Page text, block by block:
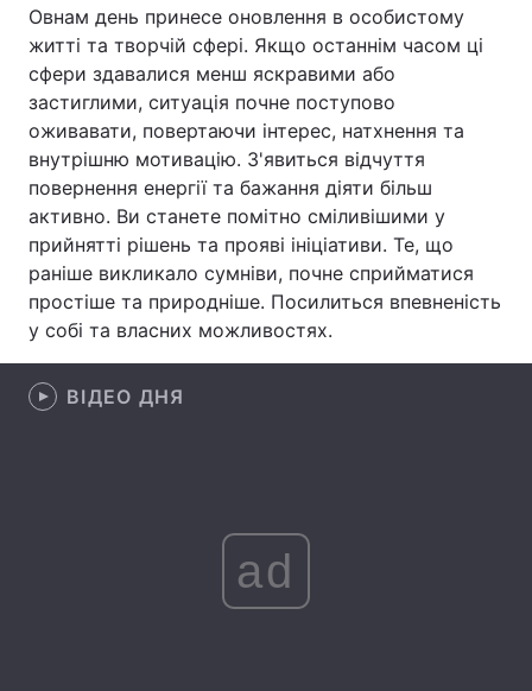
Тема оформлення
Овнам день принесе оновлення в особистому
житті та творчій сфері. Якщо останнім часом ці
сфери здавалися менш яскравими або
застиглими, ситуація почне поступово
оживавати, повертаючи інтерес, натхнення та
внутрішню мотивацію. З'явиться відчуття
повернення енергії та бажання діяти більш
активно. Ви станете помітно сміливішими у
прийнятті рішень та прояві ініціативи. Те, що
раніше викликало сумніви, почне сприйматися
простіше та природніше. Посилиться впевненість
у собі та власних можливостях.
ВІДЕО ДНЯ
ad